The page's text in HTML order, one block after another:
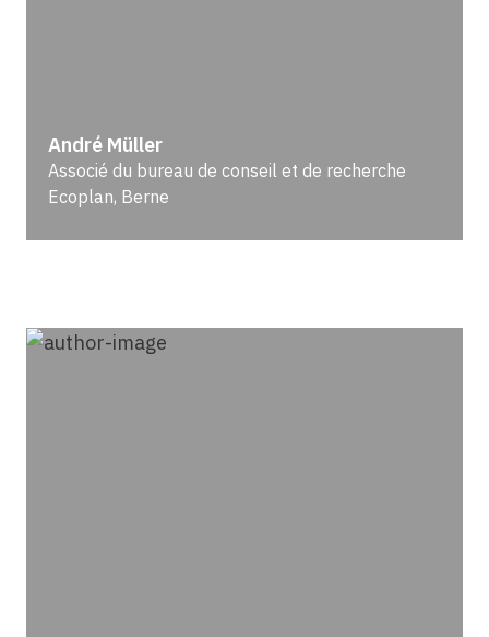
André Müller
Associé du bureau de conseil et de recherche
Ecoplan, Berne